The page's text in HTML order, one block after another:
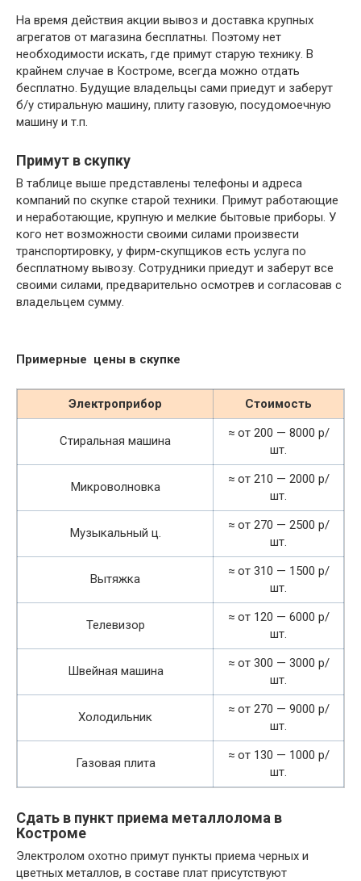
На время действия акции вывоз и доставка крупных
агрегатов от магазина бесплатны. Поэтому нет
необходимости искать, где примут старую технику. В
крайнем случае в Костроме, всегда можно отдать
бесплатно. Будущие владельцы сами приедут и заберут
б/у стиральную машину, плиту газовую, посудомоечную
машину и т.п.
Примут в скупку
В таблице выше представлены телефоны и адреса
компаний по скупке старой техники. Примут работающие
и неработающие, крупную и мелкие бытовые приборы. У
кого нет возможности своими силами произвести
транспортировку, у фирм-скупщиков есть услуга по
бесплатному вывозу. Сотрудники приедут и заберут все
своими силами, предварительно осмотрев и согласовав с
владельцем сумму.
Примерные цены в скупке
Электроприбор Стоимость
Стиральная машина
≈ от 200 — 8000 р/
шт.
Микроволновка
≈ от 210 — 2000 р/
шт.
Музыкальный ц.
≈ от 270 — 2500 р/
шт.
Вытяжка
≈ от 310 — 1500 р/
шт.
Телевизор
≈ от 120 — 6000 р/
шт.
Швейная машина
≈ от 300 — 3000 р/
шт.
Холодильник
≈ от 270 — 9000 р/
шт.
Газовая плита
≈ от 130 — 1000 р/
шт.
Сдать в пункт приема металлолома в
Костроме
Электролом охотно примут пункты приема черных и
цветных металлов, в составе плат присутствуют